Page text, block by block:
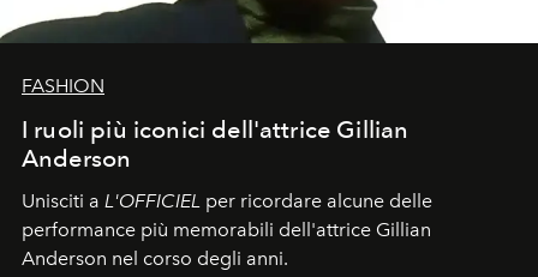
FASHION
I ruoli più iconici dell'attrice Gillian
Anderson
Unisciti a L'OFFICIEL per ricordare alcune delle
performance più memorabili dell'attrice Gillian
Anderson nel corso degli anni.